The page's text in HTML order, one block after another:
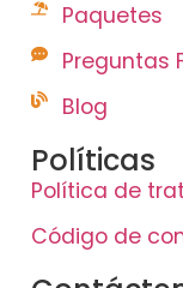
Paquetes
Preguntas
Blog
Políticas
Política de
Código de